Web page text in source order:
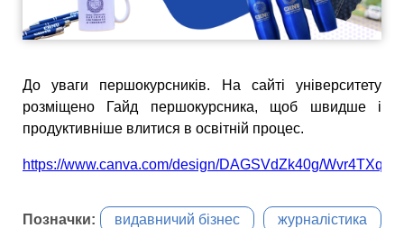
До уваги першокурсників. На сайті університету
розміщено Гайд першокурсника, щоб швидше і
продуктивніше влитися в освітній процес.
https://www.canva.com/design/DAGSVdZk40g/
Позначки: видавничий бізнес журналістика